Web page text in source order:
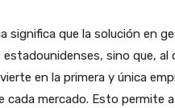
significa que la solución en
sino que,
en la primera y única
mercado. Esto permite